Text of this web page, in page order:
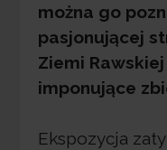
można go
pasjonującej
Ziemi
imponujące
Ekspozycja